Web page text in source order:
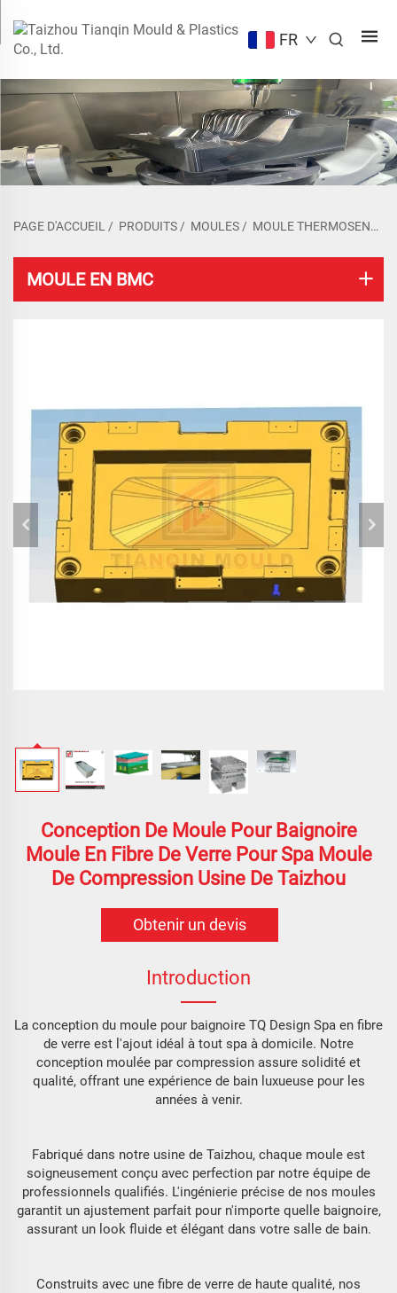
FR
PAGE D'ACCUEIL / PRODUITS / MOULES / MOULE THERMOSENSIBLE
MOULE EN BMC
Conception De Moule Pour Baignoire
Moule En Fibre De Verre Pour Spa Moule
De Compression Usine De Taizhou
Obtenir un devis
Introduction
La conception du moule pour baignoire TQ Design Spa en fibre
de verre est l'ajout idéal à tout spa à domicile. Notre
conception moulée par compression assure solidité et
qualité, offrant une expérience de bain luxueuse pour les
années à venir.
Fabriqué dans notre usine de Taizhou, chaque moule est
soigneusement conçu avec perfection par notre équipe de
professionnels qualifiés. L'ingénierie précise de nos moules
garantit un ajustement parfait pour n'importe quelle baignoire,
assurant un look fluide et élégant dans votre salle de bain.
Construits avec une fibre de verre de haute qualité, nos